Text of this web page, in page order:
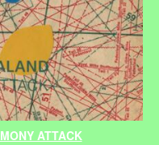
ATTACK